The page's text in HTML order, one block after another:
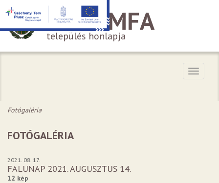
HÁROMFA
település honlapja
Menü
Fotógaléria
FOTÓGALÉRIA
2021. 08. 17.
FALUNAP 2021. AUGUSZTUS 14.
12 kép